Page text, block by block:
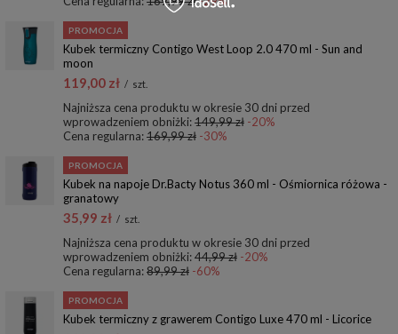
PROMOCJA
Kubek termiczny Contigo West Loop 2.0 470 ml - Sun and
moon
119,00 zł / szt.
Najniższa cena produktu w okresie 30 dni przed
wprowadzeniem obniżki:149,99 zł -20%
Cena regularna:169,99 zł -30%
PROMOCJA
Kubek na napoje Dr.Bacty Notus 360 ml - Ośmiornica różowa -
granatowy
35,99 zł / szt.
Najniższa cena produktu w okresie 30 dni przed
wprowadzeniem obniżki:44,99 zł -20%
Cena regularna:89,99 zł -60%
PROMOCJA
Kubek termiczny z grawerem Contigo Luxe 470 ml - Licorice